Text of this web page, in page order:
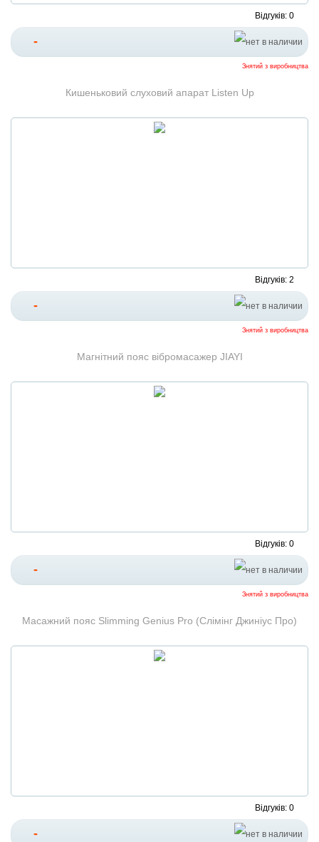
Відгуків: 0
-
Знятий з виробництва
Кишеньковий слуховий апарат Listen Up
Відгуків: 2
-
Знятий з виробництва
Магнітний пояс вібромасажер JIAYI
Відгуків: 0
-
Знятий з виробництва
Масажний пояс Slimming Genius Pro (Слімінг Джиніус Про)
Відгуків: 0
-